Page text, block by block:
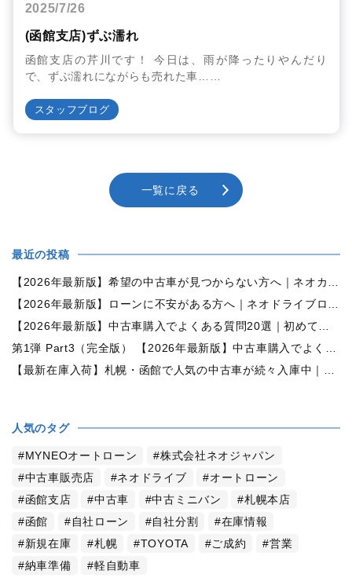
2025/7/26
(函館支店)ずぶ濡れ
函館支店の芹川です！ 今日は、雨が降ったりやんだり
で、ずぶ濡れにながらも売れた車……
スタッフブログ
一覧に戻る
最近の投稿
人気のタグ
MYNEOオートローン
株式会社ネオジャパン
中古車販売店
ネオドライブ
オートローン
函館支店
中古車 中古ミニバン
札幌本店
函館
自社ローン 自社分割
在庫情報
新規在庫
札幌 TOYOTA ご成約
営業
納車準備
軽自動車